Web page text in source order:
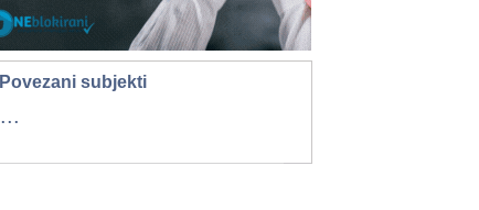
Povezani subjekti
...